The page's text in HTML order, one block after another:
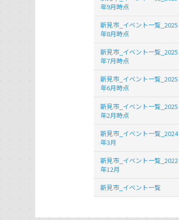
年9月時点
新見市_イベント一覧_2025
年8月時点
新見市_イベント一覧_2025
年7月時点
新見市_イベント一覧_2025
年6月時点
新見市_イベント一覧_2025
年2月時点
新見市_イベント一覧_2024
年3月
新見市_イベント一覧_2022
年12月
新見市_イベント一覧